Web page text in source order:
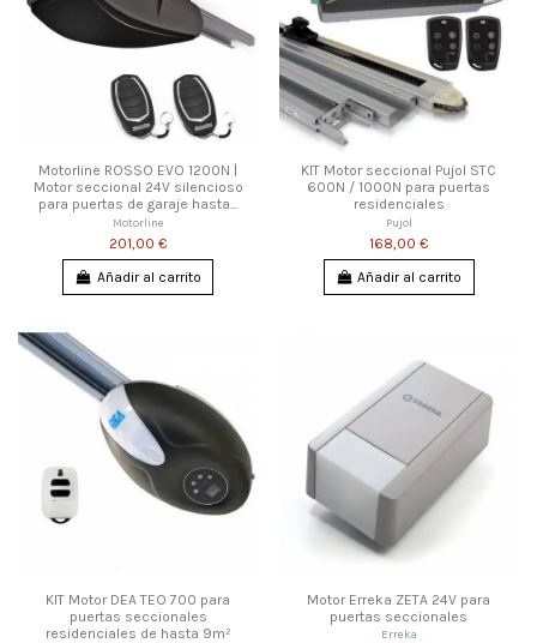
Motorline ROSSO EVO 1200N |
Motor seccional 24V silencioso
para puertas de garaje hasta...
Motorline
201,00 €
Añadir al carrito
KIT Motor seccional Pujol STC
600N / 1000N para puertas
residenciales
Pujol
168,00 €
Añadir al carrito
KIT Motor DEA TEO 700 para
puertas seccionales
residenciales de hasta 9m²
Motor Erreka ZETA 24V para
puertas seccionales
Erreka